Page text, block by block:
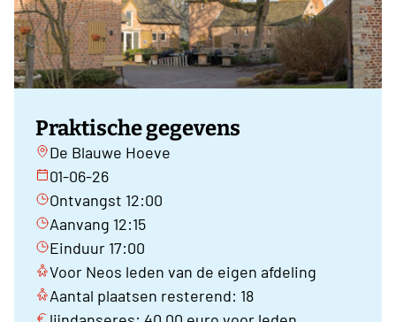
Praktische gegevens
De Blauwe Hoeve
01-06-26
Ontvangst 12:00
Aanvang 12:15
Einduur 17:00
Voor Neos leden van de eigen afdeling
Aantal plaatsen resterend: 18